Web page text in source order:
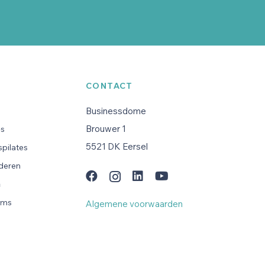
CONTACT
Businessdome
Brouwer 1
5521 DK Eersel
Algemene voorwaarden